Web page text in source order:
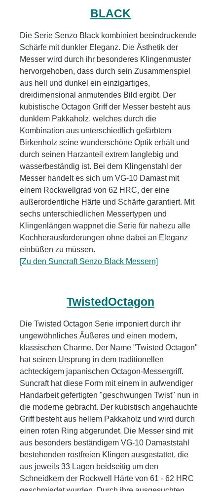
BLACK
Die Serie Senzo Black kombiniert beeindruckende
Schärfe mit dunkler Eleganz. Die Ästhetik der
Messer wird durch ihr besonderes Klingenmuster
hervorgehoben, dass durch sein Zusammenspiel
aus hell und dunkel ein einzigartiges,
dreidimensional anmutendes Bild ergibt. Der
kubistische Octagon Griff der Messer besteht aus
dunklem Pakkaholz, welches durch die
Kombination aus unterschiedlich gefärbtem
Birkenholz seine wunderschöne Optik erhält und
durch seinen Harzanteil extrem langlebig und
wasserbeständig ist. Bei dem Klingenstahl der
Messer handelt es sich um VG-10 Damast mit
einem Rockwellgrad von 62 HRC, der eine
außerordentliche Härte und Schärfe garantiert. Mit
sechs unterschiedlichen Messertypen und
Klingenlängen wappnet die Serie für nahezu alle
Kochherausforderungen ohne dabei an Eleganz
einbüßen zu müssen.
[Zu den Suncraft Senzo Black Messern]
TwistedOctagon
Die Twisted Octagon Serie imponiert durch ihr
ungewöhnliches Äußeres und einen modern,
klassischen Charme. Der Name "Twisted Octagon"
hat seinen Ursprung in dem traditionellen
achteckigem japanischen Octagon-Messergriff.
Suncraft hat diese Form mit einem in aufwendiger
Handarbeit gefertigten "geschwungen Twist" nun in
die moderne gebracht. Der kubistisch angehauchte
Griff besteht aus hellem Pakkaholz und wird durch
einen roten Ring abgerundet. Die Messer sind mit
aus besonders beständigem VG-10 Damaststahl
bestehenden rostfreien Klingen ausgestattet, die
aus jeweils 33 Lagen beidseitig um den
Schneidkern der Rockwell Härte von 61 - 62 HRC